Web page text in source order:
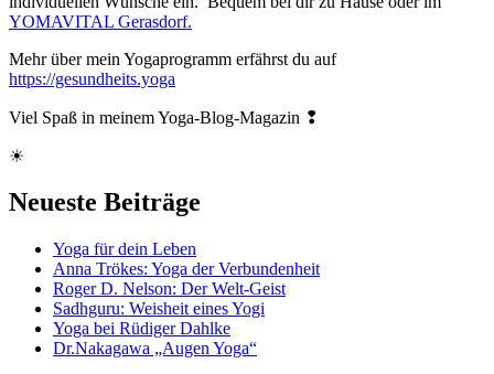
YOMAVITAL Gerasdorf.
Mehr über mein Yogaprogramm erfährst du auf
https://gesundheits.yoga
Viel Spaß in meinem Yoga-Blog-Magazin ❢
☀
Neueste Beiträge
Yoga für dein Leben
Anna Trökes: Yoga der Verbundenheit
Roger D. Nelson: Der Welt-Geist
Sadhguru: Weisheit eines Yogi
Yoga bei Rüdiger Dahlke
Dr.Nakagawa „Augen Yoga“